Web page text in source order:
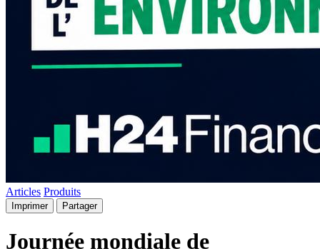
Articles Produits
Imprimer Partager
Journée mondiale de